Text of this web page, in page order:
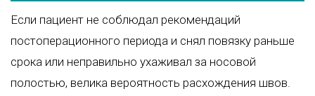
Если пациент не соблюдал рекомендаций
постоперационного периода и снял повязку раньше
срока или неправильно ухаживал за носовой
полостью, велика вероятность расхождения швов.